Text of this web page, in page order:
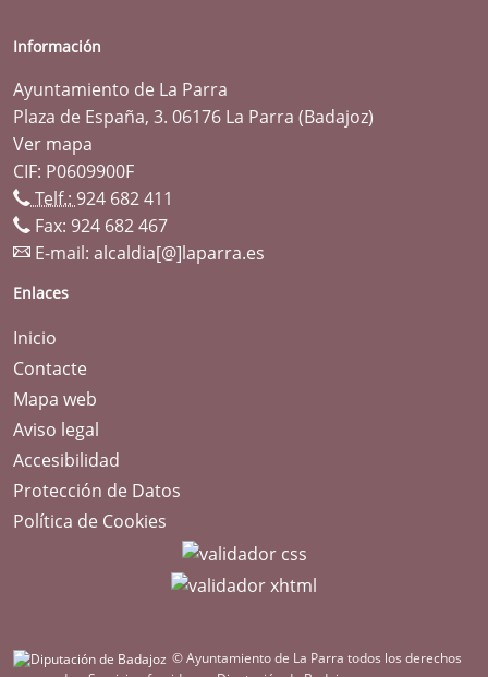
Información
Ayuntamiento de La Parra
Plaza de España, 3. 06176 La Parra (Badajoz)
Ver mapa
CIF: P0609900F
Telf.: 924 682 411
Fax: 924 682 467
E-mail: alcaldia[@]laparra.es
Enlaces
Inicio
Contacte
Mapa web
Aviso legal
Accesibilidad
Protección de Datos
Política de Cookies
© Ayuntamiento de La Parra todos los derechos